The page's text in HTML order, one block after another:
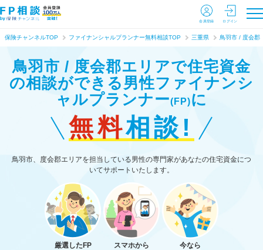
会員登録 ログイン
保険チャンネルTOP ファイナンシャルプランナー無料相談TOP 三重県 鳥羽市 / 度会郡
鳥羽市 / 度会郡エリアで住宅資金
の相談ができる男性ファイナンシ
ャルプランナー(FP)に
無料相談!
鳥羽市、度会郡エリアを担当している男性の専門家があなたの住宅資金につ
いてサポートいたします。
厳選したFP
スマホから
今なら